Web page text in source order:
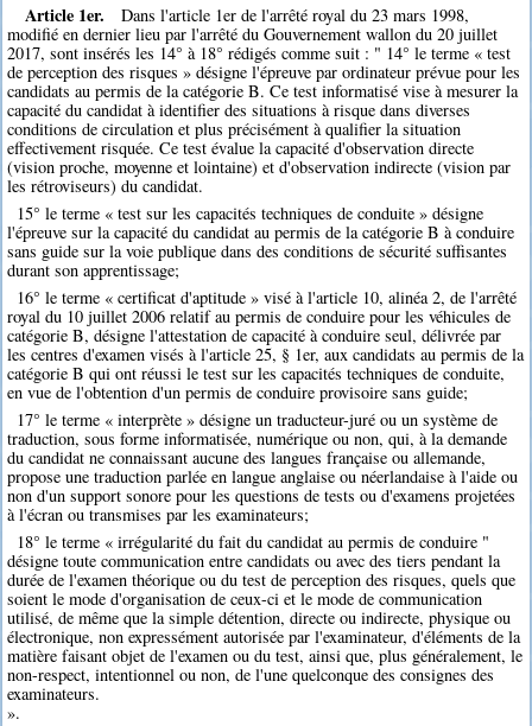
Article 1er.
Dans l'article 1er de l'arrêté royal du 23 mars 1998,
modifié en dernier lieu par l'arrêté du Gouvernement wallon du 20 juillet
2017, sont insérés les 14° à 18° rédigés comme suit : " 14° le terme « test
de perception des risques » désigne l'épreuve par ordinateur prévue pour les
candidats au permis de la catégorie B. Ce test informatisé vise à mesurer la
capacité du candidat à identifier des situations à risque dans diverses
conditions de circulation et plus précisément à qualifier la situation
effectivement risquée. Ce test évalue la capacité d'observation directe
(vision proche, moyenne et lointaine) et d'observation indirecte (vision par
les rétroviseurs) du candidat.
15° le terme « test sur les capacités techniques de conduite » désigne
l'épreuve sur la capacité du candidat au permis de la catégorie B à conduire
sans guide sur la voie publique dans des conditions de sécurité suffisantes
durant son apprentissage;
16° le terme « certificat d'aptitude » visé à l'article 10, alinéa 2, de l'arrêté
royal du 10 juillet 2006 relatif au permis de conduire pour les véhicules de
catégorie B, désigne l'attestation de capacité à conduire seul, délivrée par
les centres d'examen visés à l'article 25, § 1er, aux candidats au permis de la
catégorie B qui ont réussi le test sur les capacités techniques de conduite,
en vue de l'obtention d'un permis de conduire provisoire sans guide;
17° le terme « interprète » désigne un traducteur-juré ou un système de
traduction, sous forme informatisée, numérique ou non, qui, à la demande
du candidat ne connaissant aucune des langues française ou allemande,
propose une traduction parlée en langue anglaise ou néerlandaise à l'aide ou
non d'un support sonore pour les questions de tests ou d'examens projetées
à l'écran ou transmises par les examinateurs;
18° le terme « irrégularité du fait du candidat au permis de conduire "
désigne toute communication entre candidats ou avec des tiers pendant la
durée de l'examen théorique ou du test de perception des risques, quels que
soient le mode d'organisation de ceux-ci et le mode de communication
utilisé, de même que la simple détention, directe ou indirecte, physique ou
électronique, non expressément autorisée par l'examinateur, d'éléments de la
matière faisant objet de l'examen ou du test, ainsi que, plus généralement, le
non-respect, intentionnel ou non, de l'une quelconque des consignes des
examinateurs.
».